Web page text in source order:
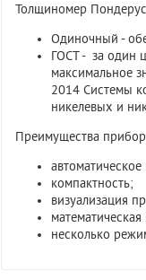
Толщиномер
Одиночный -
ГОСТ- за один
максимальное
2014 Системы
никелевых и
Преимущества
компактность;
визуализация
несколько